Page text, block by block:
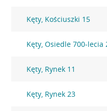
Kęty, Kościuszki 15
Kęty, Osiedle 700-lecia
Kęty, Rynek 11
Kęty, Rynek 23